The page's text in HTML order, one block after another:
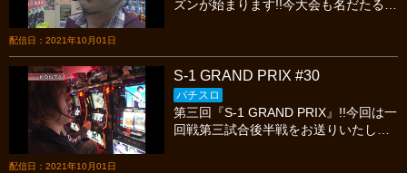
配信日：2021年10月01日
ズンが始まります!!今大会も名だたる猛
も涙をのんだ『無道X』、初登場でバ
リバリの攻略軍団『ウメミア』、同じ
く初登場実戦派ライター『とっぱち』
の三名が埼玉県は『スコーピオン志
木』を舞台に火花を散らします!!果たし
配信日：2021年10月01日
S-1 GRAND PRIX #30
パチスロ
第三回『S-1 GRAND PRIX』!!今回は一
回戦第三試合後半戦をお送りいたしま